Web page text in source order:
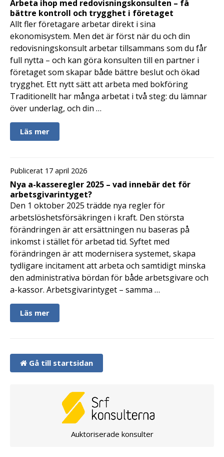
Arbeta ihop med redovisningskonsulten – få
bättre kontroll och trygghet i företaget
Allt fler företagare arbetar direkt i sina
ekonomisystem. Men det är först när du och din
redovisningskonsult arbetar tillsammans som du får
full nytta – och kan göra konsulten till en partner i
företaget som skapar både bättre beslut och ökad
trygghet. Ett nytt sätt att arbeta med bokföring
Traditionellt har många arbetat i två steg: du lämnar
över underlag, och din …
Läs mer
Publicerat 17 april 2026
Nya a-kasseregler 2025 – vad innebär det för
arbetsgivarintyget?
Den 1 oktober 2025 trädde nya regler för
arbetslöshetsförsäkringen i kraft. Den största
förändringen är att ersättningen nu baseras på
inkomst i stället för arbetad tid. Syftet med
förändringen är att modernisera systemet, skapa
tydligare incitament att arbeta och samtidigt minska
den administrativa bördan för både arbetsgivare och
a-kassor. Arbetsgivarintyget – samma …
Läs mer
Gå till startsidan
Auktoriserade konsulter